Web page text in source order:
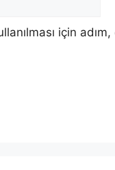
için